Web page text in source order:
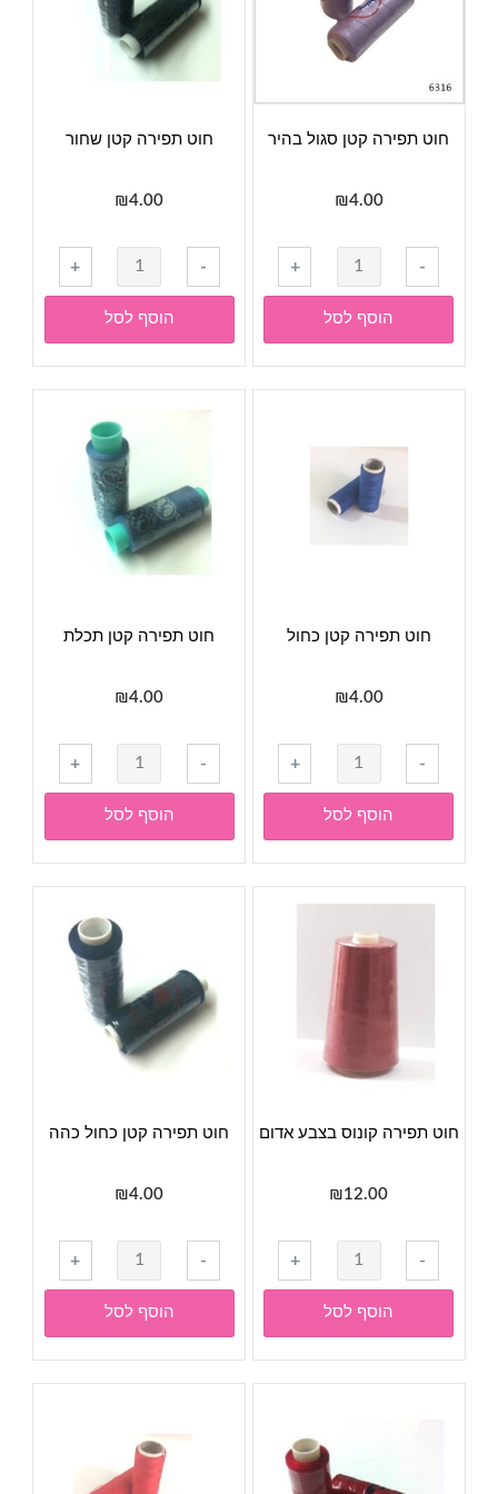
חוט תפירה קטן סגול בהיר
₪4.00
-
כמות
של
חוט
תפירה
קטן
סגול
+
הוסף לסל
חוט תפירה קטן שחור
₪4.00
-
כמות
של
חוט
תפירה
קטן
שחור
+
הוסף לסל
חוט תפירה קטן כחול
₪4.00
-
כמות
של
חוט
תפירה
קטן
כחול
+
הוסף לסל
חוט תפירה קטן תכלת
₪4.00
-
כמות
של
חוט
תפירה
קטן
תכלת
+
הוסף לסל
חוט תפירה קונוס בצבע אדום
₪12.00
-
כמות
של
חוט
תפירה
קונוס
בצבע
+
הוסף לסל
חוט תפירה קטן כחול כהה
₪4.00
-
כמות
של
חוט
תפירה
קטן
כחול
+
הוסף לסל